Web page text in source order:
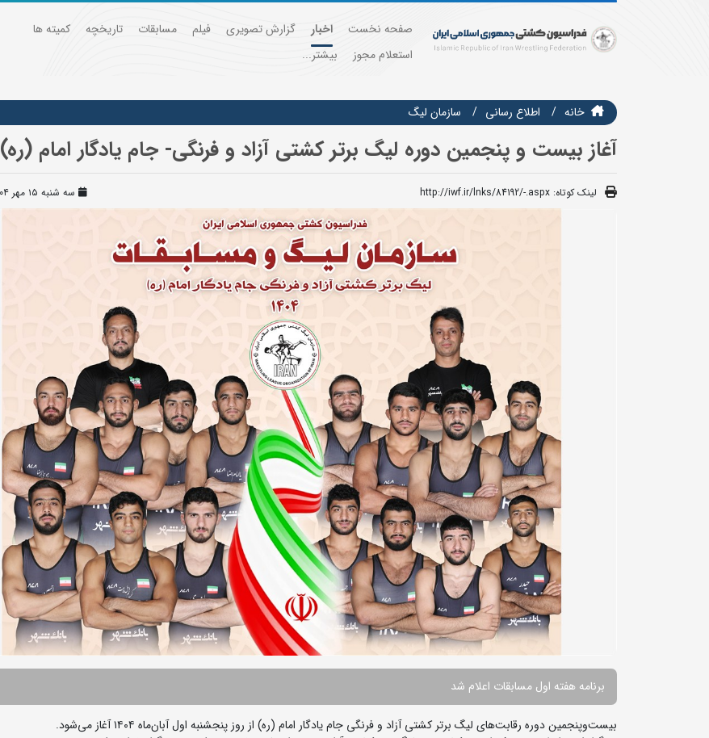
صفحه نخست اخبار گزارش تصویری فیلم مسابقات تاریخچه
کمیته ها
استعلام مجوز
بیشتر...
خانه اطلاع رسانی سازمان ليگ
آغاز بیست‌ و‌ پنجمین دوره لیگ برتر کشتی آزاد و فرنگی- جام یادگار امام (ره)
لینک کوتاه: http://iwf.ir/lnks/84192/-.aspx سه شنبه ۱۵ مهر ۱۴۰۴
برنامه هفته اول مسابقات اعلام شد
بیست‌و‌پنجمین دوره رقابت‌های لیگ برتر کشتی آزاد و فرنگی جام یادگار امام (ره) از روز پنجشنبه اول آبان‌ماه ۱۴۰۴ آغاز می‌شود.